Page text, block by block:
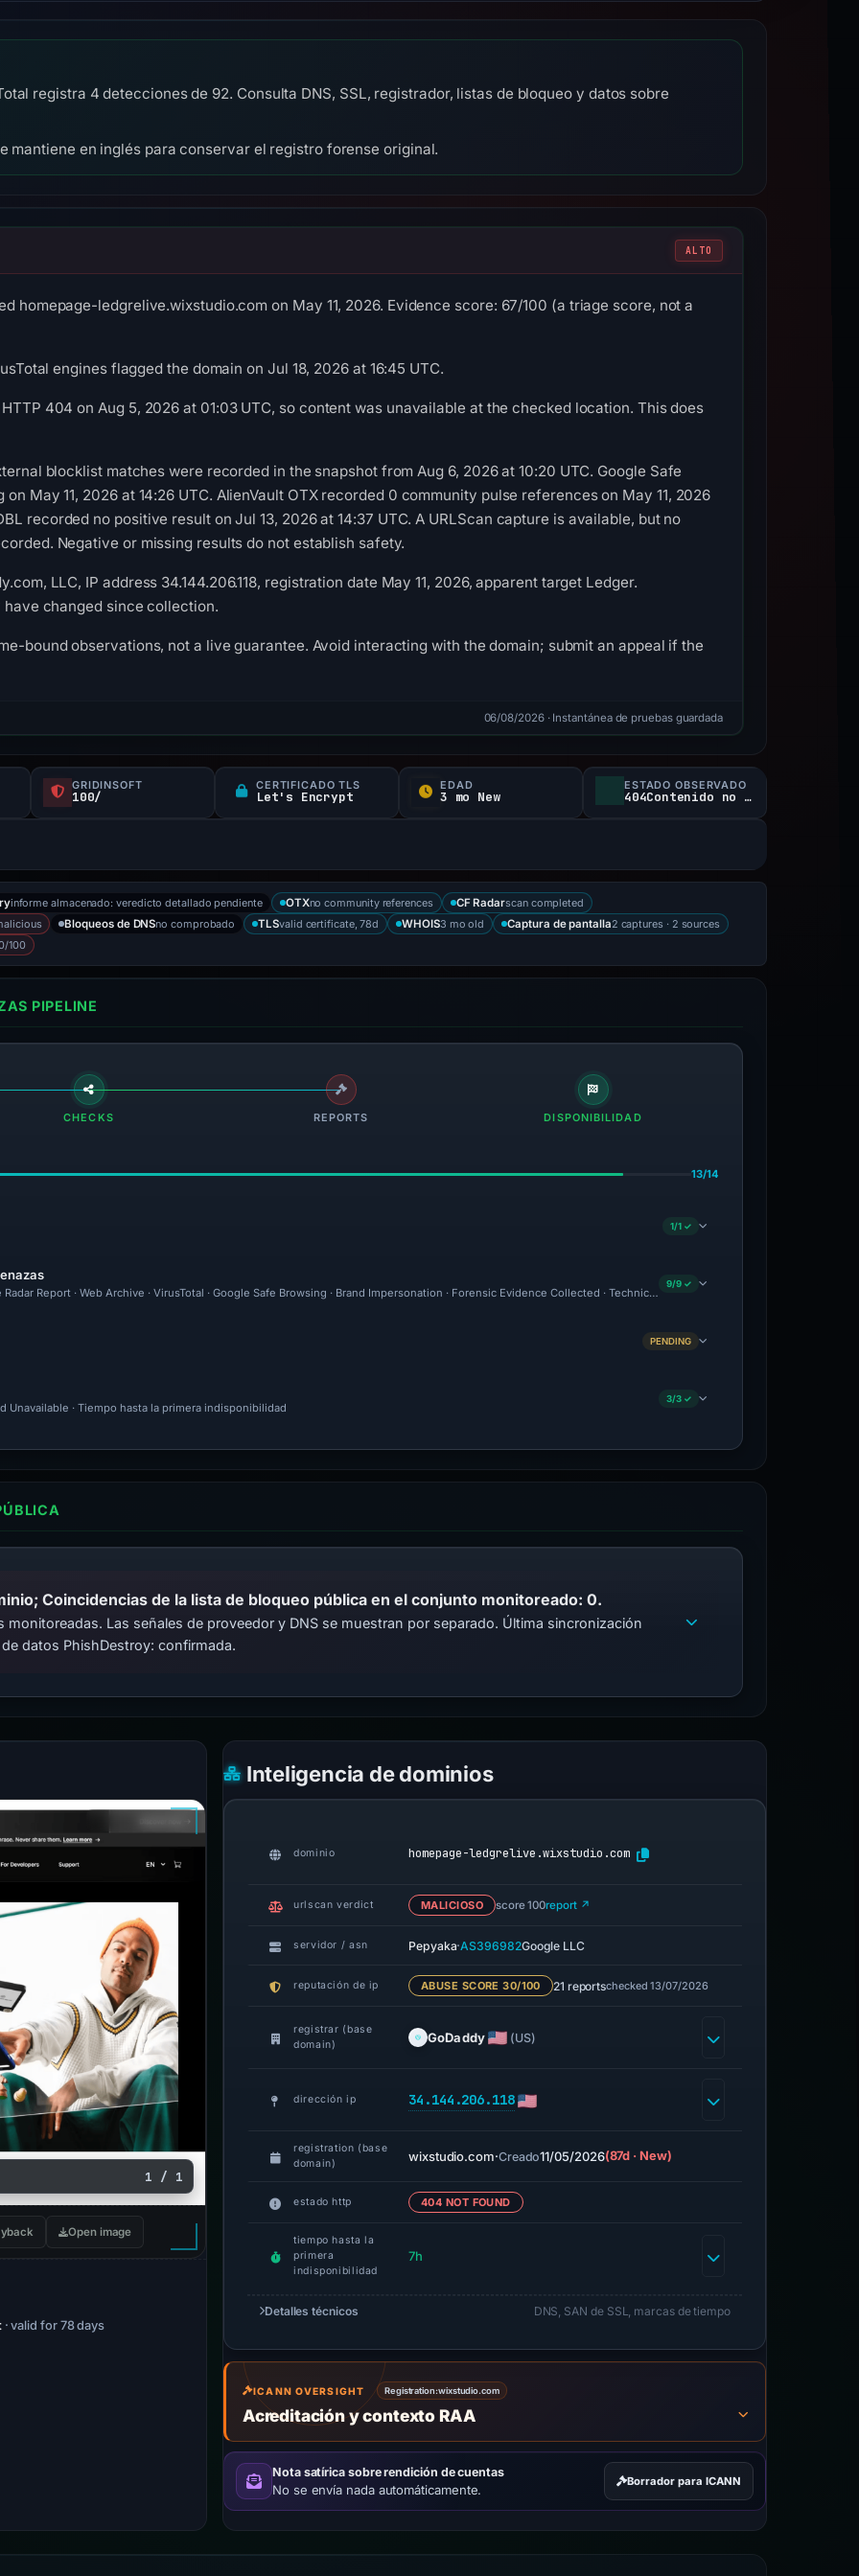
registra 4 detecciones de 92. Consulta DNS, SSL, registrador, listas de bloqueo y datos sobre
mantiene en inglés para conservar el registro forense original.
ALTO
homepage-ledgrelive.wixstudio.com on May 11, 2026. Evidence score: 67/100 (a triage score, not a
engines flagged the domain on Jul 18, 2026 at 16:45 UTC.
404 on Aug 5, 2026 at 01:03 UTC, so content was unavailable at the checked location. This does
blocklist matches were recorded in the snapshot from Aug 6, 2026 at 10:20 UTC. Google Safe
May 11, 2026 at 14:26 UTC. AlienVault OTX recorded 0 community pulse references on May 11, 2026
recorded no positive result on Jul 13, 2026 at 14:37 UTC. A URLScan capture is available, but no
Negative or missing results do not establish safety.
LLC, IP address 34.144.206.118, registration date May 11, 2026, apparent target Ledger.
changed since collection.
bound observations, not a live guarantee. Avoid interacting with the domain; submit an appeal if the
06/08/2026· Instantánea de pruebas guardada
GRIDINSOFT
100/
CERTIFICADO TLS
Let's Encrypt
EDAD
3 mo New
ESTADO OBSERVADO
404Contenido no disponible
informe almacenado: veredicto detallado pendiente OTXno community references CF Radarscan completed
Bloqueos de DNSno comprobado TLSvalid certificate, 78d WHOIS3 mo old Captura de pantalla2 captures · 2 sources
100
PIPELINE
CHECKS REPORTS DISPONIBILIDAD
13/14
1/1 ✓
Report · Web Archive · VirusTotal · Google Safe Browsing · Brand Impersonation · Forensic Evidence Collected · Technical Analysis Recorded
9/9 ✓
PENDING
· Tiempo hasta la primera indisponibilidad
3/3 ✓
Coincidencias de la lista de bloqueo pública en el conjunto monitoreado: 0.
monitoreadas. Las señales de proveedor y DNS se muestran por separado. Última sincronización
datos PhishDestroy: confirmada.
1 / 1
Open image
· valid for 78 days
Inteligencia de dominios
dominio homepage-ledgrelive.wixstudio.com
urlscan verdict MALICIOSO score 100report ↗
servidor / asn Pepyaka·AS396982Google LLC
reputación de ip ABUSE SCORE 30/100 21 reportschecked 13/07/2026
registrar (base
domain)
GoDaddy (US)
dirección ip 34.144.206.118
registration (base
domain)
wixstudio.com·Creado11/05/2026(87d · New)
estado http 404 NOT FOUND
tiempo hasta la
primera
indisponibilidad
7h
Detalles técnicos DNS, SAN de SSL, marcas de tiempo
ICANN OVERSIGHT Registration:wixstudio.com
Acreditación y contexto RAA
Nota satírica sobre rendición de cuentas
No se envía nada automáticamente.
Borrador para ICANN